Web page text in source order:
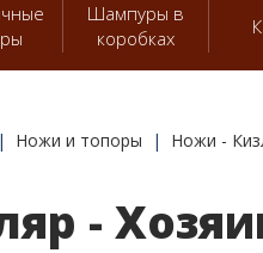
Шампуры в
коробках
Ножи и топоры Ножи -
-